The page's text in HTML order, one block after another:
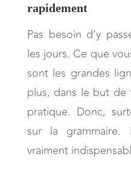
rapidement
Pas besoin d’y
les jours. Ce que
sont les grandes
plus, dans le but de
pratique. Donc,
sur la
vraiment